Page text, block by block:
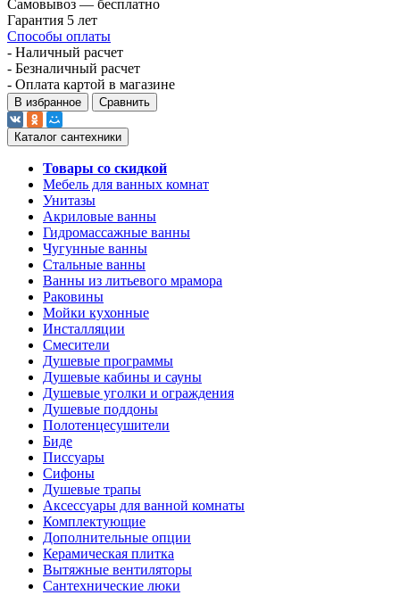
Самовывоз — бесплатно
Гарантия 5 лет
Способы оплаты
- Наличный расчет
- Безналичный расчет
- Оплата картой в магазине
В избранное Сравнить
Каталог сантехники
Товары со скидкой
Мебель для ванных комнат
Унитазы
Акриловые ванны
Гидромассажные ванны
Чугунные ванны
Стальные ванны
Ванны из литьевого мрамора
Раковины
Мойки кухонные
Инсталляции
Смесители
Душевые программы
Душевые кабины и сауны
Душевые уголки и ограждения
Душевые поддоны
Полотенцесушители
Биде
Писсуары
Сифоны
Душевые трапы
Аксессуары для ванной комнаты
Комплектующие
Дополнительные опции
Керамическая плитка
Вытяжные вентиляторы
Сантехнические люки